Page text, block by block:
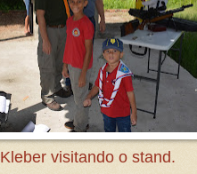
Kleber visitando o stand.